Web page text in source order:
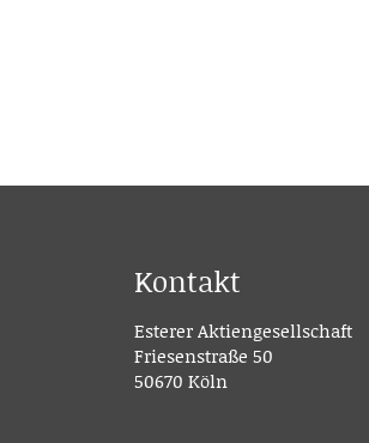
Kontakt
Esterer Aktiengesellschaft
Friesenstraße 50
50670 Köln